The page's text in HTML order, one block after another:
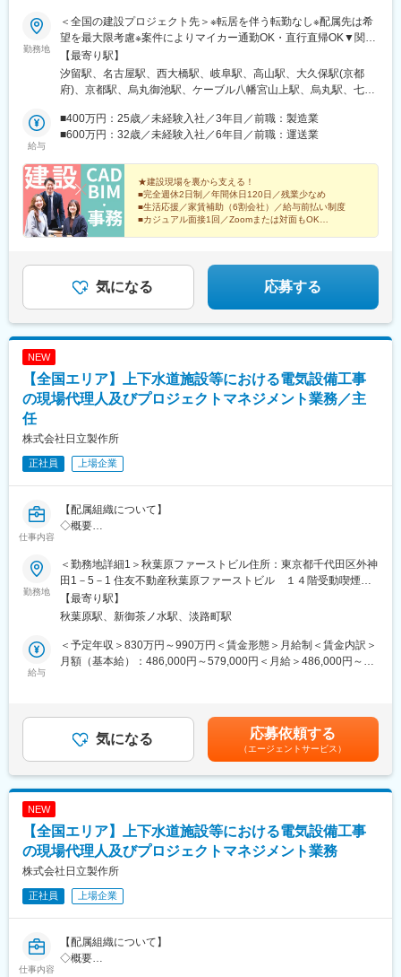
光、風力、水力、バイオマス）の強化と水素事業の取り組みを本
格化しております。
勤務地
＜全国の建設プロジェクト先＞※転居を伴う転勤なし※配属先は希
望を最大限考慮※案件によりマイカー通勤OK・直行直帰OK▼関
東・北関東エリア 東京都、神奈川県、埼玉県、茨城県、千葉県、
群馬県、栃木県 ▼東海・北陸エリア 新潟県、長野県、山梨県、静
岡県、愛知県、岐阜県、富山県、福井県、石川県 ▼関西エリア 大
【最寄り駅】
汐留駅、名古屋駅、西大橋駅、岐阜駅、高山駅、大久保駅(京都
府)、京都駅、烏丸御池駅、ケーブル八幡宮山上駅、烏丸駅、七条
橋前駅、大津駅、守山駅、住吉町駅、国際センター駅、近鉄蟹江
駅、柴田駅、野跡駅、御器所駅、今池駅(愛知県)、新栄町駅(愛知
イブ駅、上飯田駅、大高駅、円町駅、梅小路京都西駅、上桂駅、
四条大宮駅、淀駅、七里駅、大宮駅(埼玉県)、さいたま新都心駅、
獨協大学前駅、狭山市駅、みなとみらい駅、横浜駅、関内駅、元
町・中華街駅、西谷駅、北茅ケ崎駅、愛甲石田駅、高津駅(神奈川
県)、京急川崎駅、川崎駅、新丸子駅、東静岡駅、助信駅、天竜川
駅、成田湯川駅、八街駅、運河駅、京成関屋駅、青砥駅、門前仲
町駅、渋谷駅、京橋駅(東京都)、人形町駅、新大塚駅、水道橋駅、
九段下駅、麹町駅、大手町駅(東京都)、神田駅(東京都)、飯田橋
駅、有楽町駅、綾瀬駅、唐木田駅、新整備場駅、京急蒲田駅、昭
八王子駅、中延駅、五反田駅、北品川駅、府中駅(東京都)、庚申塚
駅、加古川駅、みなと元町駅、駒ケ林駅、静岡駅、新宿駅(東京メ
金井駅、町田駅、代々木上原駅、本厚木駅、海老名駅(相鉄・小田
急)、登戸駅、新百合ケ丘駅、相模大野駅、下北沢駅、調布駅、駒
京都)、荻窪駅、西船橋駅、柏駅、船橋駅、松戸駅、千葉駅、津田
沼駅、本八幡駅(総武線)、南流山駅、流山おおたかの森駅、舞浜
駅、海浜幕張駅、市川駅、新鎌ケ谷駅、近鉄奈良駅、和光市駅、
川越駅、浦和駅、朝霞台駅、川口駅、南越谷駅、新越谷駅、所沢
駅、田無駅、池袋駅、新橋駅、近鉄四日市駅、津駅、北新地駅、
大阪駅、大阪難波駅、大阪阿部野橋駅、新大阪駅、京橋駅(大阪
府)、鶴橋駅、淀屋橋駅、新今宮駅前駅、本町駅、なんば駅(地下
駅、旧居留地・大丸前駅、尼崎駅(東海道本線)、神戸駅(兵庫県)、
新神戸駅、姫路駅、新長田駅、明石駅、西宮北口駅、住吉駅(兵庫
県・阪神線)、元町駅(兵庫県)、川西能勢口駅、宝塚駅、芦屋駅(東
駅、青葉台駅、草加駅、西川口駅、武蔵浦和駅、新浦安駅、京成
津田沼駅、上野駅、東大島駅、千歳烏山駅、船堀駅、大島駅(東京
都)、明大前駅、四ツ橋駅、丹波口駅、大宮駅(京都府)、北与野
駅(東京都)、新宿西口駅、新高円寺駅、祐天寺駅、桜新町駅、代々
線)、リゾートゲートウェイ・ステーション駅、北初富駅、本川越
駅、北朝霞駅、天王寺駅、西中島南方駅、大阪ビジネスパーク
給与
■400万円：25歳／未経験入社／3年目／前職：製造業
■600万円：32歳／未経験入社／6年目／前職：運送業
★建設現場を裏から支える！
■完全週休2日制／年間休日120日／残業少なめ
■生活応援／家賃補助（6割会社）／給与前払い制度
■カジュアル面接1回／Zoomまたは対面もOK
気になる 応募する
NEW
【全国エリア】上下水道施設等における電気設備工事
の現場代理人及びプロジェクトマネジメント業務／主
任
株式会社日立製作所
正社員 上場企業
仕事内容
【配属組織について】
◇概要
ど）向けの工事設計、品質管理、安全衛生管理、現場施工から試
験調整・引渡しまでのマネジメント業務を担っています。
・本社地区のオフィスを拠点として、全国の自治体（上水道・下
水道などを担当する部局）向けに事業を展開しています。
◇ミッション
・顧客ニーズに合わせて、企画・提案からシステム構築、納入、
・確実な安全・品質・工程・コスト管理により、トラブルの未然
防止を実現する
また、現場の取りまとめ担当者として顧客課題を把握し、要求仕
様に基づく具体的な仕様策定の提案、工事工程管理、組織内メン
バーの進捗管理、収支管理および資産管理を行っていただきま
ェクトマネジメント力向上にも貢献いただきます。
・現場代理人・監理（主任）技術者業務（全国の自治体発注案
件）
勤務地
＜勤務地詳細1＞秋葉原ファーストビル住所：東京都千代田区外神
田1－5－1 住友不動産秋葉原ファーストビル １４階受動喫煙対
策：屋内全面禁煙＜勤務地詳細2＞全国エリア住所：東京都 受動
喫煙対策：屋内全面禁煙変更の範囲：勤務地備考欄に記載
【最寄り駅】
秋葉原駅、新御茶ノ水駅、淡路町駅
給与
＜予定年収＞830万円～990万円＜賃金形態＞月給制＜賃金内訳＞
月額（基本給）：486,000円～579,000円＜月給＞486,000円～
額であり、選考を通じて上下する可能性があります。月給(月額)は
固定手当を含めた表記です。
気になる 応募依頼する
（エージェントサービス）
NEW
【全国エリア】上下水道施設等における電気設備工事
の現場代理人及びプロジェクトマネジメント業務
株式会社日立製作所
正社員 上場企業
仕事内容
【配属組織について】
◇概要